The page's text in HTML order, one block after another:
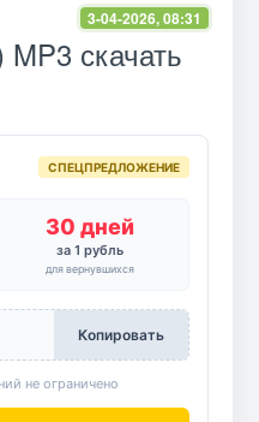
3-04-2026, 08:31
скачать
СПЕЦПРЕДЛОЖЕНИЕ
30 дней
за 1 рубль
для вернувшихся
Копировать
не ограничено